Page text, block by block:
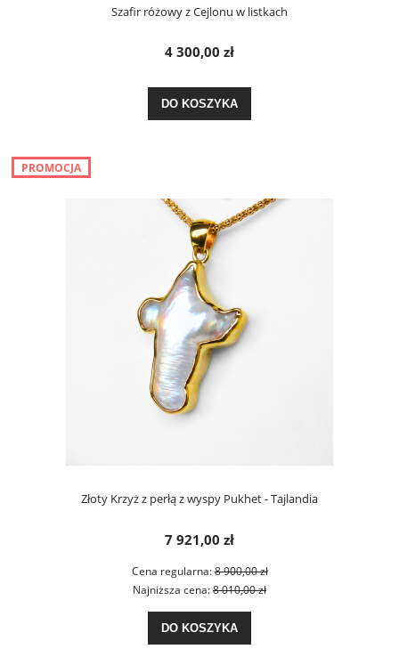
Szafir różowy z Cejlonu w listkach
4 300,00 zł
DO KOSZYKA
Złoty Krzyż z perłą z wyspy Pukhet - Tajlandia
7 921,00 zł
Cena regularna:8 900,00 zł
Najniższa cena:8 010,00 zł
DO KOSZYKA
PROMOCJA